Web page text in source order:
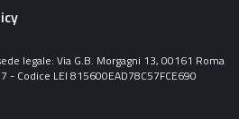
legale: Via G.B. Morgagni 13, 00161 Roma
Codice LEI 815600EAD78C57FCE690